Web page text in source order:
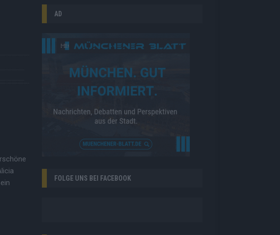
AD
FOLGE UNS BEI FACEBOOK